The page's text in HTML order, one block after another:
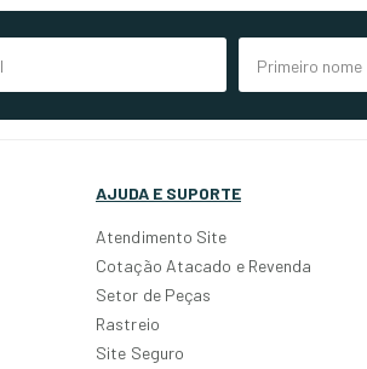
AJUDA E SUPORTE
Atendimento Site
Cotação Atacado e Revenda
Setor de Peças
Rastreio
Site Seguro